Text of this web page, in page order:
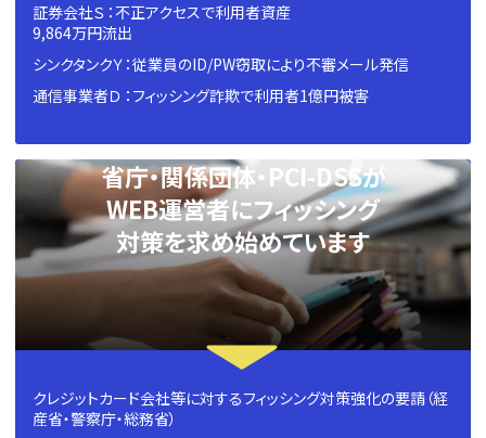
証券会社Ｓ ：不正アクセスで利用者資産
9,864万円流出
シンクタンクＹ：従業員のID/PW窃取により不審メール発信
通信事業者Ｄ ：フィッシング詐欺で利用者1億円被害
省庁・関係団体・PCI-DSSが
WEB運営者にフィッシング
対策を求め始めています
クレジットカード会社等に対するフィッシング対策強化の要請（経
産省・警察庁・総務省）